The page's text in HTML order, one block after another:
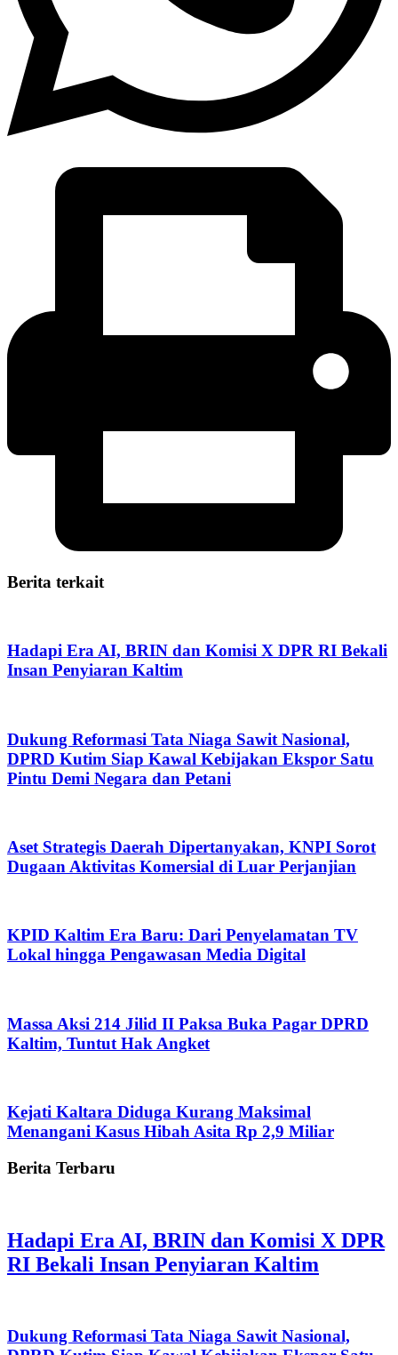
Berita terkait
Hadapi Era AI, BRIN dan Komisi X DPR RI Bekali
Insan Penyiaran Kaltim
Dukung Reformasi Tata Niaga Sawit Nasional,
DPRD Kutim Siap Kawal Kebijakan Ekspor Satu
Pintu Demi Negara dan Petani
Aset Strategis Daerah Dipertanyakan, KNPI Sorot
Dugaan Aktivitas Komersial di Luar Perjanjian
KPID Kaltim Era Baru: Dari Penyelamatan TV
Lokal hingga Pengawasan Media Digital
Massa Aksi 214 Jilid II Paksa Buka Pagar DPRD
Kaltim, Tuntut Hak Angket
Kejati Kaltara Diduga Kurang Maksimal
Menangani Kasus Hibah Asita Rp 2,9 Miliar
Berita Terbaru
Hadapi Era AI, BRIN dan Komisi X DPR
RI Bekali Insan Penyiaran Kaltim
Dukung Reformasi Tata Niaga Sawit Nasional,